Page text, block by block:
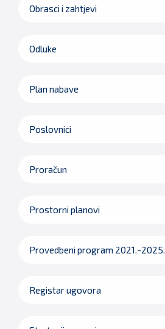
Obrasci i zahtjevi
Odluke
Plan nabave
Poslovnici
Proračun
Prostorni planovi
Provedbeni program 2021.-2025.
Registar ugovora